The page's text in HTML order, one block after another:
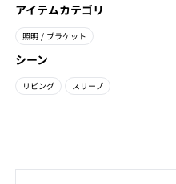
アイテムカテゴリ
照明 / ブラケット
シーン
リビング スリープ